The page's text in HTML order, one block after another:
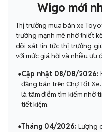
Wigo mới
Thị trường mua bán xe
trưởng mạnh mẽ nhờ thiết
dõi sát tin tức thị trường
với mức giá hời và nhiều ưu
●Cập nhật 08/08/2026:
đăng bán trên Chợ Tốt
là tâm điểm tìm kiếm nhờ
tiết kiệm.
●Tháng 04/2026: Lượng